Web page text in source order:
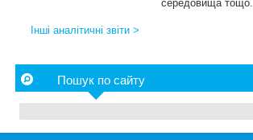
середовища тощо.
Інші аналітичні звіти >
Пошук по сайту